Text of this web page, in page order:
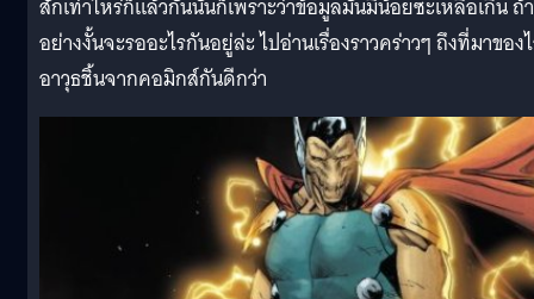
สักเท่าไหร่ก็แล้วกันนั่นก็เพราะว่าข้อมูลมันมีน้อยซะเหลือเกิน ถ้า
อย่างงั้นจะรออะไรกันอยู่ล่ะ ไปอ่านเรื่องราวคร่าวๆ ถึงที่มาของ
อาวุธชิ้นจากคอมิกส์กันดีกว่า